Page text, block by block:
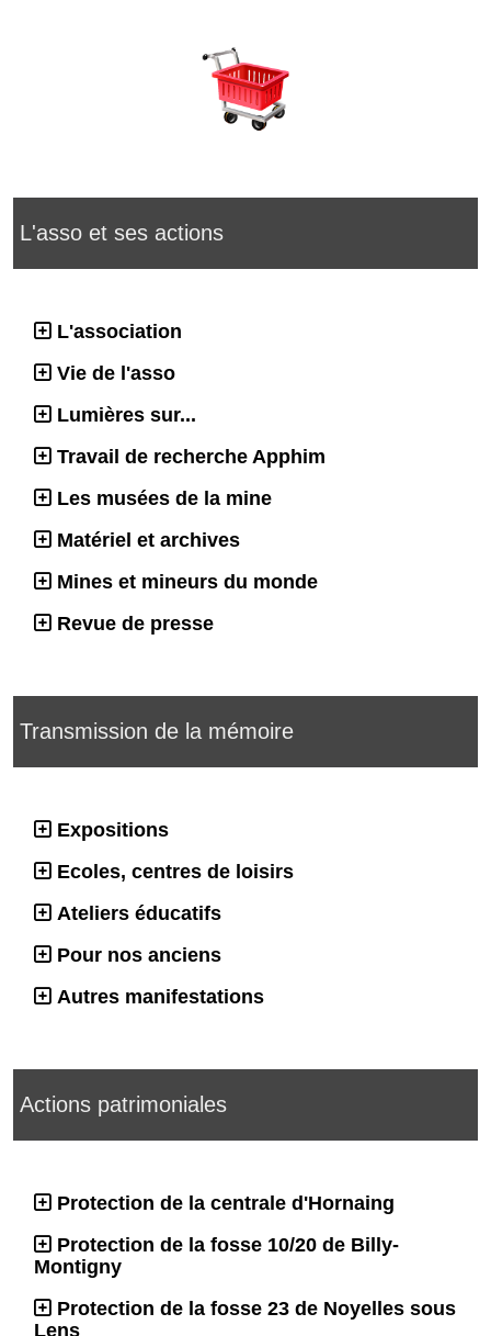
L'asso et ses actions
L'association
Vie de l'asso
Lumières sur...
Travail de recherche Apphim
Les musées de la mine
Matériel et archives
Mines et mineurs du monde
Revue de presse
Transmission de la mémoire
Expositions
Ecoles, centres de loisirs
Ateliers éducatifs
Pour nos anciens
Autres manifestations
Actions patrimoniales
Protection de la centrale d'Hornaing
Protection de la fosse 10/20 de Billy-
Montigny
Protection de la fosse 23 de Noyelles sous
Lens